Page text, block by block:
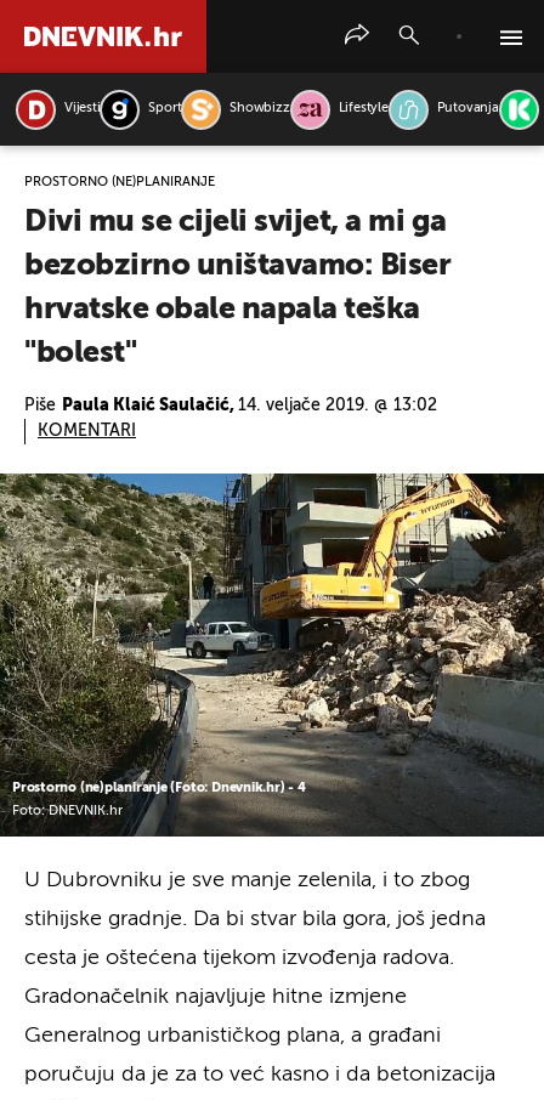
Vijesti Sport Showbizz Lifestyle Putovanja
PROSTORNO (NE)PLANIRANJE
Divi mu se cijeli svijet, a mi ga
bezobzirno uništavamo: Biser
hrvatske obale napala teška
"bolest"
Piše Paula Klaić Saulačić, 14. veljače 2019. @ 13:02
KOMENTARI
Prostorno (ne)planiranje (Foto: Dnevnik.hr) - 4
Foto: DNEVNIK.hr
U Dubrovniku je sve manje zelenila, i to zbog
stihijske gradnje. Da bi stvar bila gora, još jedna
cesta je oštećena tijekom izvođenja radova.
Gradonačelnik najavljuje hitne izmjene
Generalnog urbanističkog plana, a građani
poručuju da je za to već kasno i da betonizacija
PRETRAŽITE VIJESTI